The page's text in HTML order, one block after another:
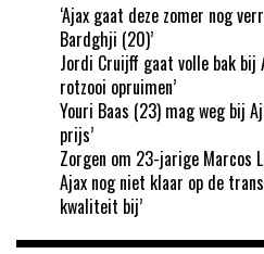
‘Ajax gaat deze zomer nog
Bardghji (20)’
Jordi Cruijff gaat volle bak bij
rotzooi opruimen’
Youri Baas (23) mag weg bij
prijs’
Zorgen om 23-jarige Marcos
Ajax nog niet klaar op de
kwaliteit bij’